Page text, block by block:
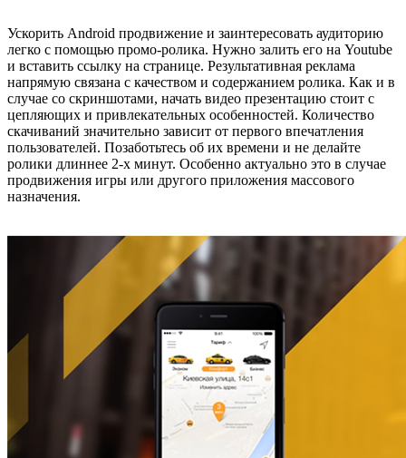
Ускорить Android продвижение и заинтересовать аудиторию
легко с помощью промо-ролика. Нужно залить его на Youtube
и вставить ссылку на странице. Результативная реклама
напрямую связана с качеством и содержанием ролика. Как и в
случае со скриншотами, начать видео презентацию стоит с
цепляющих и привлекательных особенностей. Количество
скачиваний значительно зависит от первого впечатления
пользователей. Позаботьтесь об их времени и не делайте
ролики длиннее 2-х минут. Особенно актуально это в случае
продвижения игры или другого приложения массового
назначения.